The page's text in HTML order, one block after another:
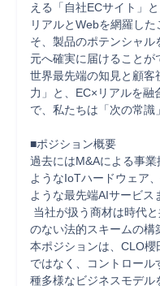
える「自社ECサイト」
リアルとWebを網羅し
そ、製品のポテンシャ
元へ確実に届けることが
世界最先端の知見と顧客
力」と、EC×リアルを融
で、私たちは「次の常識
■ポジション概要
過去にはM&Aによる事
ようなIoTハードウェア
ような最先端AIサービス
のない法的スキームの構
本ポジションは、CLO
ではなく、コントロー
種多様なビジネスモデ